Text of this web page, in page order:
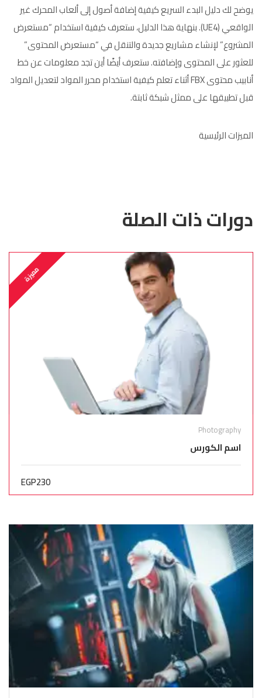
يوضح لك دليل البدء السريع كيفية إضافة أصول إلى ألعاب المحرك غير
الواقعي (UE4). بنهاية هذا الدليل، ستعرف كيفية استخدام “مستعرض
المشروع” لإنشاء مشاريع جديدة والتنقل في “مستعرض المحتوى”
للعثور على المحتوى وإضافته. ستعرف أيضًا أين تجد معلومات عن خط
أنابيب محتوى FBX أثناء تعلم كيفية استخدام محرر المواد لتعديل المواد
قبل تطبيقها على ممثل شبكة ثابتة.
الميزات الرئيسية
دورات ذات الصلة
مميزة
Photography
اسم الكورس
EGP230